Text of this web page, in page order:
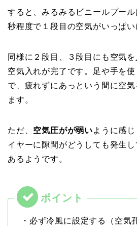
すると、みるみるビニールプー
秒程度で１段目の空気がいっぱい
同様に２段目、３段目にも空気
空気入れが完了です。足や手を
で、疲れずにあっという間に空
ます。
ただ、 空気圧がが弱いように感
イヤーに隙間がどうしても発生
あるようです。
・必ず冷風に設定する（空気